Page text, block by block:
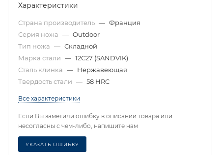
Характеристики
Страна производитель — Франция
Серия ножа — Outdoor
Тип ножа — Складной
Марка стали — 12C27 (SANDVIK)
Сталь клинка — Нержавеющая
Твердость стали — 58 HRC
Все характеристики
Если Вы заметили ошибку в описании товара или
несогласны с чем-либо, напишите нам
УКАЗАТЬ ОШИБКУ